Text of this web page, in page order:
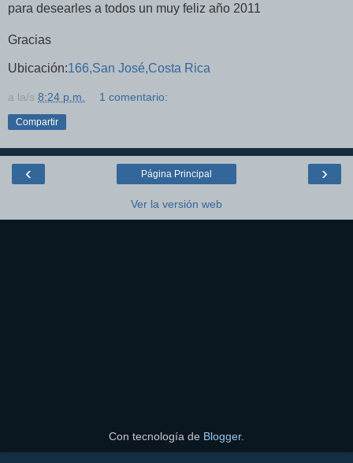
para desearles a todos un muy feliz año 2011
Gracias
Ubicación:166,San José,Costa Rica
a la/s 8:24 p.m. 1 comentario:
Compartir
‹ ›
Página Principal
Ver la versión web
Con tecnología de Blogger.